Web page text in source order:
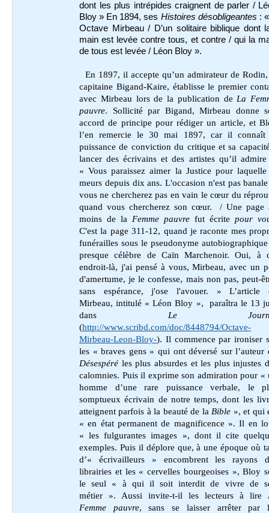
dont les plus intrépides craignent de parler /
Bloy » En 1894, ses Histoires désobligeantes :
Octave Mirbeau / D’un solitaire biblique dont
main est levée contre tous, et contre / qui la
de tous est levée / Léon Bloy ».
En 1897, il accepte qu’un admirateur de
capitaine Bigand-Kaire, établisse le premier
avec Mirbeau lors de la publication de La
pauvre. Sollicité par Bigand, Mirbeau donne
accord de principe pour rédiger un article, et
l’en remercie le 30 mai 1897, car il connaît
puissance de conviction du critique et sa
lancer des écrivains et des artistes qu’il
« Vous paraissez aimer la Justice pour
meurs depuis dix ans. L'occasion n'est pas
vous ne chercherez pas en vain le cœur du
quand vous chercherez son cœur. / Une page
moins de la Femme pauvre fut écrite pour
C'est la page 311-12, quand je raconte mes
funérailles sous le pseudonyme
presque célèbre de Caïn Marchenoir. Oui, à
endroit-là, j'ai pensé à vous, Mirbeau, avec un
d'amertume, je le confesse, mais non pas, peut-
sans espérance, j'ose l'avouer. » L’article
Mirbeau, intitulé « Léon Bloy », paraîtra le 13
dans Le
(http://www.scribd.com/doc/8448794/Octave-
Mirbeau-Leon-Bloy-). Il commence par ironiser
les « braves gens » qui ont déversé sur l’auteur
Désespéré les plus absurdes et les plus injustes
calomnies. Puis il exprime son admiration pour «
homme d’une rare puissance verbale, le
somptueux écrivain de notre temps, dont les
atteignent parfois à la beauté de la Bible », et qui
« en état permanent de magnificence ». Il en
« les fulgurantes images », dont il cite
exemples. Puis il déplore que, à une époque où
d’« écrivailleurs » encombrent les rayons
librairies et les « cervelles bourgeoises », Bloy
le seul « à qui il soit interdit de vivre de
métier ». Aussi invite-t-il les lecteurs à lire
Femme pauvre, sans se laisser arrêter par